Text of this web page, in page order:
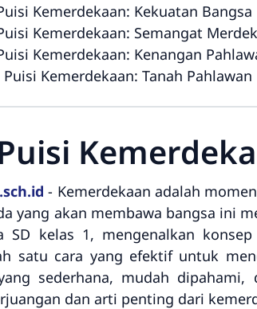
Kemerdekaan: Kekuatan Bangsa
Kemerdekaan: Semangat
Kemerdekaan: Kenangan
Puisi Kemerdekaan: Tanah Pahlawan
- Kemerdekaan adalah
yang akan membawa bangsa ini
SD kelas 1, mengenalkan
satu cara yang efektif untuk
sederhana, mudah
dan arti penting dari